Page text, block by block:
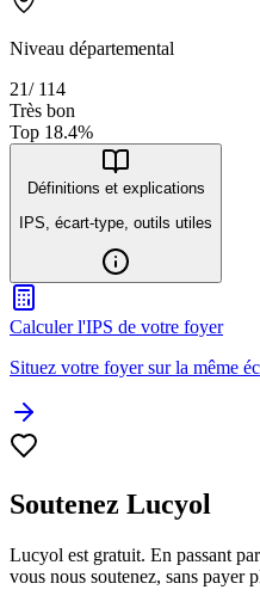
Niveau départemental
21/ 114
Très bon
Top 18.4%
Définitions et explications
IPS, écart-type, outils utiles
Calculer l'IPS de votre foyer
Situez votre foyer sur la même
Soutenez Lucyol
Lucyol est gratuit. En passant
vous nous soutenez, sans payer